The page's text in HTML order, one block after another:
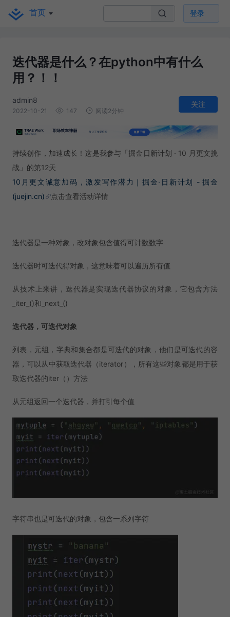
首页 登录
迭代器是什么？在python中有什么
用？！！
admin8
2022-10-21 147 阅读2分钟
关注
持续创作，加速成长！这是我参与「掘金日新计划 · 10 月更文挑
战」的第12天
10月更文诚意加码，激发写作潜力｜掘金·日新计划 - 掘金
(juejin.cn)
点击查看活动详情
迭代器是一种对象，改对象包含值得可计数数字
迭代器时可迭代得对象，这意味着可以遍历所有值
从技术上来讲，迭代器是实现迭代器协议的对象，它包含方法
_iter_()和_next_()
迭代器，可迭代对象
列表，元组，字典和集合都是可迭代的对象，他们是可迭代的容
器，可以从中获取迭代器（iterator），所有这些对象都是用于获
取迭代器的iter（）方法
从元组返回一个迭代器，并打引每个值
字符串也是可迭代的对象，包含一系列字符